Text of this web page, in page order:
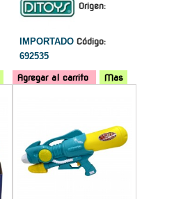
Origen:
IMPORTADO Código:
692535
Agregar al carrito
Mas